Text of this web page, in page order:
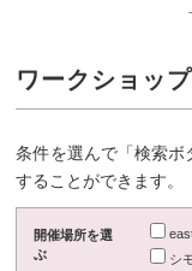
ワークショッ
条件を選んで「検索ボ
することができます。
開催場所を選
ぶ
シ